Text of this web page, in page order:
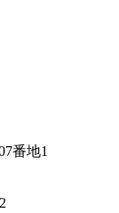
番地1